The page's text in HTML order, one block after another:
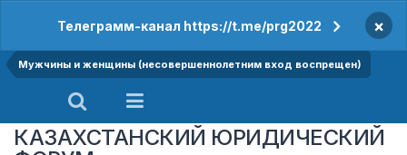
Телеграмм-канал https://t.me/prg2022 ×
Мужчины и женщины (несовершеннолетним вход воспрещен)
КАЗАХСТАНСКИЙ ЮРИДИЧЕСКИЙ